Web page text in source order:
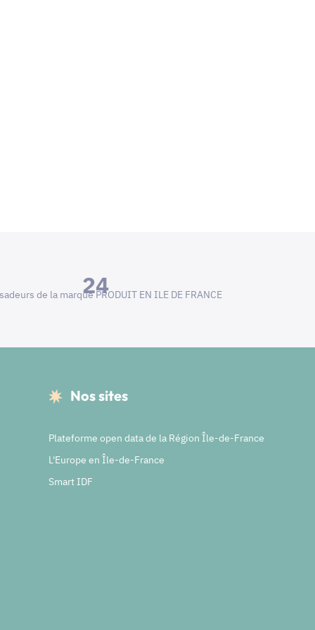
24
de la marque PRODUIT EN ILE DE FRANCE
Nos sites
Plateforme open data de la Région Île-de-France
L'Europe en Île-de-France
Smart IDF